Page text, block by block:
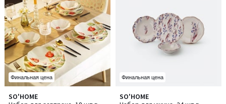
Финальная цена
SO'HOME
Финальная цена
SO'HOME